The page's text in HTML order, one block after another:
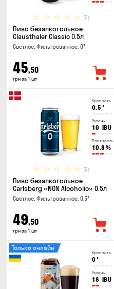
(0)
Пиво безалкогольное
Clausthaler Classic 0.5л
Светлое, Фильтрованное, 0°
45,50
грн за 1 шт
Крепость
0.5 °
Горечь
10 IBU
Плотность
10.8 %
(0)
Пиво безалкогольное
Carlsberg «NON Alcoholic» 0.5л
Светлое, Фильтрованное, 0.5°
49,50
грн за 1 шт
Крепость
0 °
Горечь
18 IBU
Только онлайн